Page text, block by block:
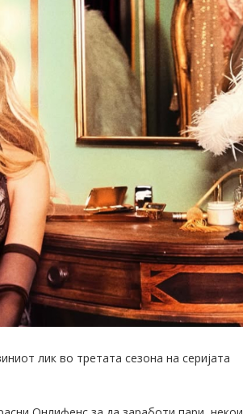
лик во третата сезона на серијата